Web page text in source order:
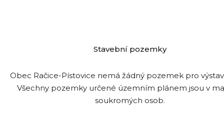
Stavební pozemky
Obec Račice-Pístovice nemá žádný pozemek pro
Všechny pozemky určené územním plánem jsou v
soukromých osob.